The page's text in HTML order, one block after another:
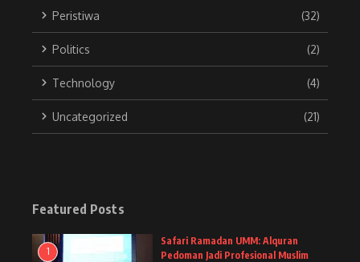
Peristiwa (32)
Politics (2)
Technology (4)
Uncategorized (21)
Featured Posts
1
Safari Ramadan UMM: Alquran
Pedoman Jadi Profesional Muslim